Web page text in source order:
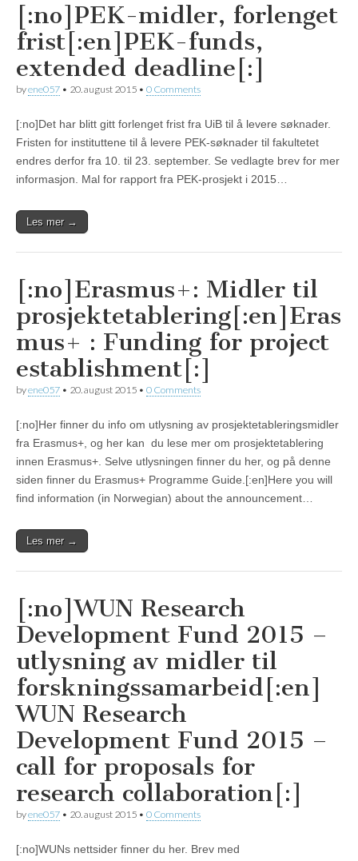
[:no]PEK-midler, forlenget
frist[:en]PEK-funds,
extended deadline[:]
byene057 • 20. august 2015 • 0 Comments
[:no]Det har blitt gitt forlenget frist fra UiB til å levere søknader.
Fristen for instituttene til å levere PEK-søknader til fakultetet
endres derfor fra 10. til 23. september. Se vedlagte brev for mer
informasjon. Mal for rapport fra PEK-prosjekt i 2015…
Les mer →
[:no]Erasmus+: Midler til
prosjektetablering[:en]Eras
mus+ : Funding for project
establishment[:]
byene057 • 20. august 2015 • 0 Comments
[:no]Her finner du info om utlysning av prosjektetableringsmidler
fra Erasmus+, og her kan du lese mer om prosjektetablering
innen Erasmus+. Selve utlysningen finner du her, og på denne
siden finner du Erasmus+ Programme Guide.[:en]Here you will
find information (in Norwegian) about the announcement…
Les mer →
[:no]WUN Research
Development Fund 2015 –
utlysning av midler til
forskningssamarbeid[:en]
WUN Research
Development Fund 2015 –
call for proposals for
research collaboration[:]
byene057 • 20. august 2015 • 0 Comments
[:no]WUNs nettsider finner du her. Brev med